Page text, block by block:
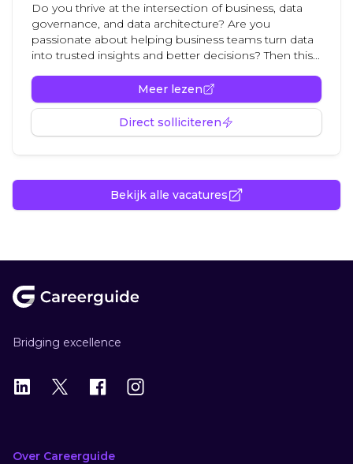
Do you thrive at the intersection of business, data
governance, and data architecture? Are you
passionate about helping business teams turn data
into trusted insights and better decisions? Then this...
Meer lezen
Direct solliciteren
Bekijk alle vacatures
Bridging excellence
LinkedIn
X Instagram
Over Careerguide